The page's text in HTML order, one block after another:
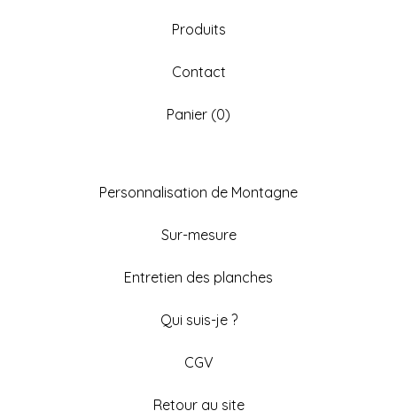
Produits
Contact
Panier (0)
Personnalisation de Montagne
Sur-mesure
Entretien des planches
Qui suis-je ?
CGV
Retour au site